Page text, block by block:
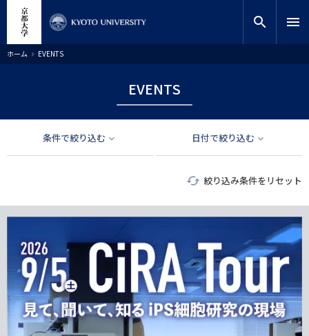
コ
ン
に
サイト内検索 search menu
ホーム EVENTS
EVENTS
条件で絞り込む 日付で絞り込む
絞り込み条件をリセット